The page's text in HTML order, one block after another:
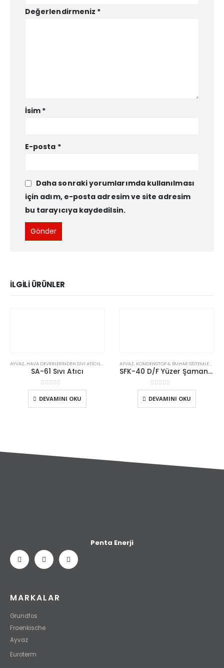
Değerlendirmeniz *
İsim *
E-posta *
Daha sonraki yorumlarımda kullanılması
için adım, e-posta adresim ve site adresim
bu tarayıcıya kaydedilsin.
İLGILI ÜRÜNLER
AYVAZ, HAVA DEVRELERINDEN SIVI ATICILAR KONDENSTOP & BUHAR SISTEMLERI
SA-61 Sıvı Atıcı
05 üzerinden
DEVAMINI OKU
AYVAZ, KONDENSTOP & BUHAR SISTEMLERI
SFK-40 D/F Yüzer Şamandıralı Kondenstop
05 üzerinden
DEVAMINI OKU
Penta Enerji
MARKALAR
Grundfos
Fraenkische
Ayvaz
Euroterm